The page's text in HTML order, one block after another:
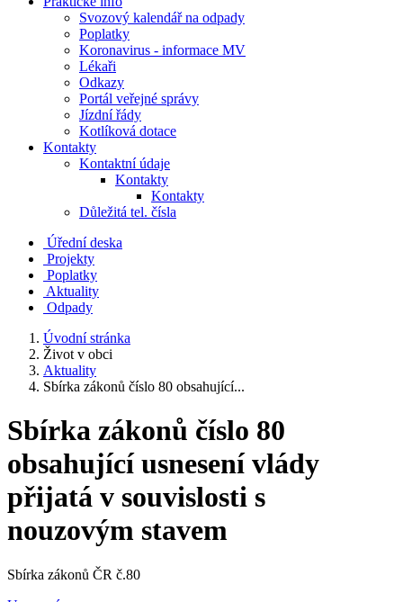
Svozový kalendář na odpady
Poplatky
Koronavirus - informace MV
Lékaři
Odkazy
Portál veřejné správy
Jízdní řády
Kotlíková dotace
Kontakty
Kontaktní údaje
Kontakty
Kontakty
Důležitá tel. čísla
Úřední deska
Projekty
Poplatky
Aktuality
Odpady
Úvodní stránka
Život v obci
Aktuality
Sbírka zákonů číslo 80 obsahující...
Sbírka zákonů číslo 80
obsahující usnesení vlády
přijatá v souvislosti s
nouzovým stavem
Sbírka zákonů ČR č.80